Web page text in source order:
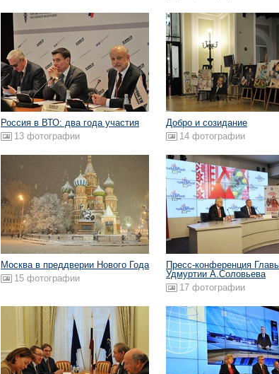
Россия в ВТО: два года участия
13 фотографии
Добро и созидание
14 фотографии
Москва в преддверии Нового Года
15 фотографии
Пресс-конференция
Удмуртии А.Соловьева
17 фотографии